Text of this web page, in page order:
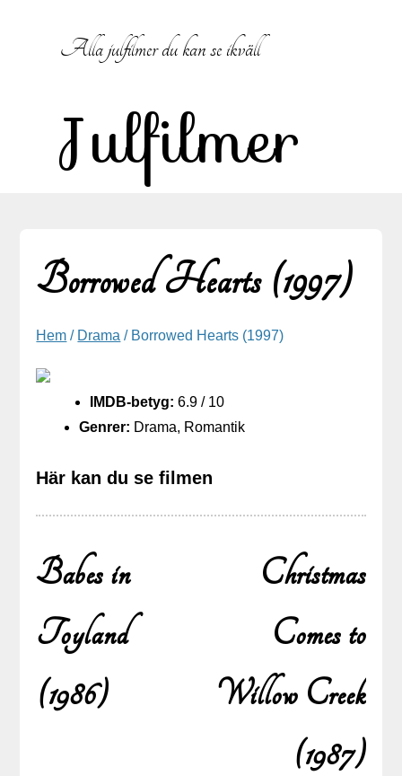
Alla julfilmer du kan se ikväll
Julfilmer
Borrowed Hearts (1997)
Hem / Drama / Borrowed Hearts (1997)
IMDB-betyg: 6.9 / 10
Genrer: Drama, Romantik
Här kan du se filmen
Inläggsnavigering
Babes in
Toyland
(1986)
Christmas
Comes to
Willow Creek
(1987)